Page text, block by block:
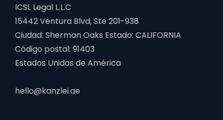
ICSL Legal L.L.C
15442 Ventura Blvd, Ste 201-938
Ciudad: Sherman Oaks Estado: CALIFORNIA
Código postal: 91403
Estados Unidos de América
hello@kanzlei.ae